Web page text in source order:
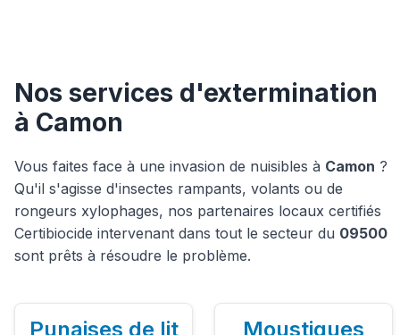
Nos services d'extermination
à Camon
Vous faites face à une invasion de nuisibles à Camon ?
Qu'il s'agisse d'insectes rampants, volants ou de
rongeurs xylophages, nos partenaires locaux certifiés
Certibiocide intervenant dans tout le secteur du 09500
sont prêts à résoudre le problème.
Punaises de lit Moustiques